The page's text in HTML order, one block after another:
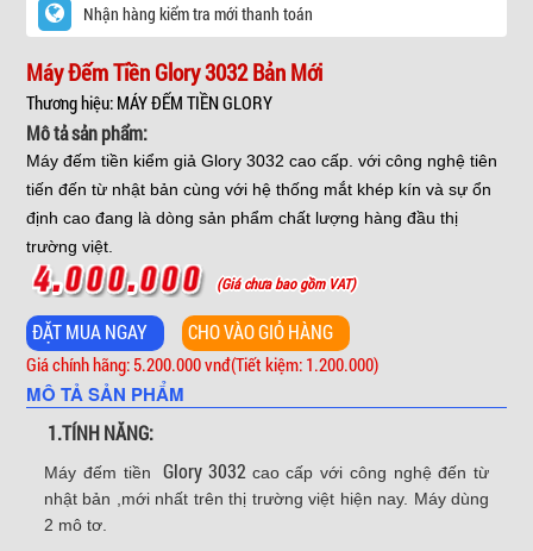
Nhận hàng kiểm tra mới thanh toán
Máy Đếm Tiền Glory 3032 Bản Mới
Thương hiệu: MÁY ĐẾM TIỀN GLORY
Mô tả sản phẩm:
Máy đếm tiền kiểm giả Glory 3032 cao cấp. với công nghệ tiên
tiến đến từ nhật bản cùng với hệ thống mắt khép kín và sự ổn
định cao đang là dòng sản phẩm chất lượng hàng đầu thị
trường việt.
(Giá chưa bao gồm VAT)
Giá chính hãng: 5.200.000 vnđ(Tiết kiệm: 1.200.000)
MÔ TẢ SẢN PHẨM
1.TÍNH NĂNG:
Máy đếm tiền Glory 3032 cao cấp với công nghệ đến từ
nhật bản ,mới nhất trên thị trường việt hiện nay. Máy dùng
2 mô tơ.